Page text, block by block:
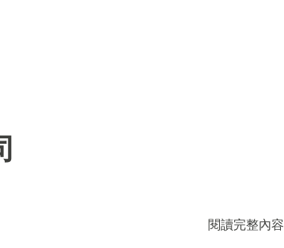
閱讀完整內容